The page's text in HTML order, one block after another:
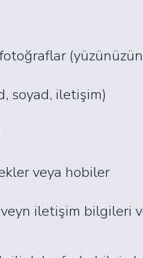
soyad, iletişim)
veya hobiler
iletişim bilgileri